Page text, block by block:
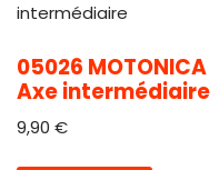
05026 MOTONICA
Axe intermédiaire
9,90 €